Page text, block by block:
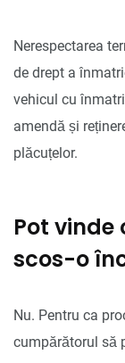
Nerespectarea
de drept a
vehicul cu
amendă și
plăcuțelor.
Pot vinde
scos-o
Nu. Pentru ca
cumpărătorul să